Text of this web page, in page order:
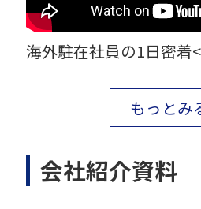
海外駐在社員の1日密着
もっとみ
会社紹介資料